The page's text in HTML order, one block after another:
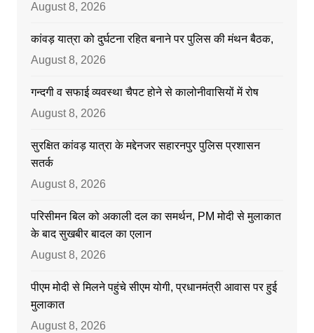
August 8, 2026
कांवड़ यात्रा को दुर्घटना रहित बनाने पर पुलिस की मंथन बैठक,
August 8, 2026
गन्दगी व सफाई व्यवस्था चैपट होने से कालोनीवासियों में रोष
August 8, 2026
सुरक्षित कांवड़ यात्रा के मद्देनजर सहारनपुर पुलिस प्रशासन
सतर्क
August 8, 2026
परिसीमन बिल को अकाली दल का समर्थन, PM मोदी से मुलाकात
के बाद सुखबीर बादल का एलान
August 8, 2026
पीएम मोदी से मिलने पहुंचे सीएम योगी, प्रधानमंत्री आवास पर हुई
मुलाकात
August 8, 2026